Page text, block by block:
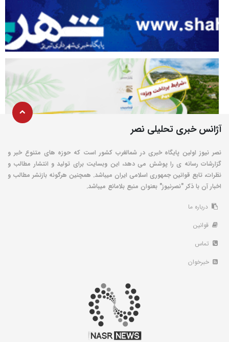
آژانس خبری تحلیلی نصر
نصر نیوز اولین پایگاه خبری در شمالغرب کشور است که حوزه های متنوع خبر و
گزارشات رسانه ی را پوشش می دهد، این وبسایت برای تولید و انتشار مطالب و
نظرات، تابع قوانین جمهوری اسلامی ایران میباشد. همچنین هرگونه بازنشر مطالب و
اخبار آن با ذکر "نصرنیوز" بعنوان منبع بلامانع میباشد.
درباره ما
قوانین
تماس
خبرخوان